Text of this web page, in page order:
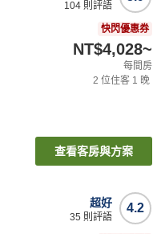
104 則評語
快閃優惠券
NT$4,028~
每間房
2 位住客 1 晚
查看客房與方案
4.2
超好
35 則評語